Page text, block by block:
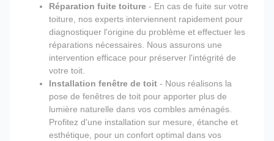
Réparation fuite toiture - En cas de fuite sur votre
toiture, nos experts interviennent rapidement pour
diagnostiquer l'origine du problème et effectuer les
réparations nécessaires. Nous assurons une
intervention efficace pour préserver l'intégrité de
votre toit.
Installation fenêtre de toit - Nous réalisons la
pose de fenêtres de toit pour apporter plus de
lumière naturelle dans vos combles aménagés.
Profitez d'une installation sur mesure, étanche et
esthétique, pour un confort optimal dans vos